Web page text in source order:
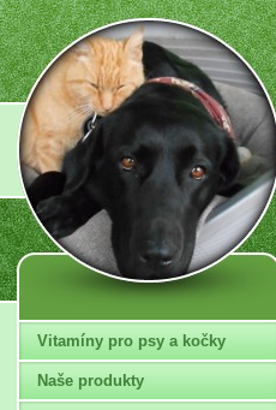
Vitamíny pro psy a kočky
Naše produkty